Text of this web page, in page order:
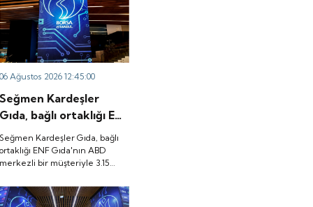
06 Ağustos 2026 12:45:00
Seğmen Kardeşler
Gıda, bağlı ortaklığı ENF
Gıda'nın ABD merkezli
bir müşteriyle 3.15
milyon dolarlık ürün
imzaladığını duyurdu.
Seğmen Kardeşler Gıda, bağlı
ortaklığı ENF Gıda'nın ABD
merkezli bir müşteriyle 3.15
sözleşmesi imzaladığını
duyurdu.